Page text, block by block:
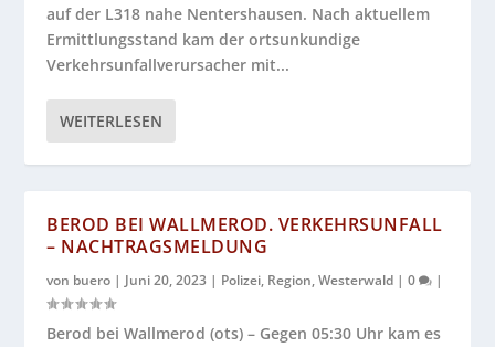
auf der L318 nahe Nentershausen. Nach aktuellem
Ermittlungsstand kam der ortsunkundige
Verkehrsunfallverursacher mit...
WEITERLESEN
BEROD BEI WALLMEROD. VERKEHRSUNFALL
– NACHTRAGSMELDUNG
von buero | Juni 20, 2023 | Polizei, Region,Westerwald |0 |
Berod bei Wallmerod (ots) – Gegen 05:30 Uhr kam es